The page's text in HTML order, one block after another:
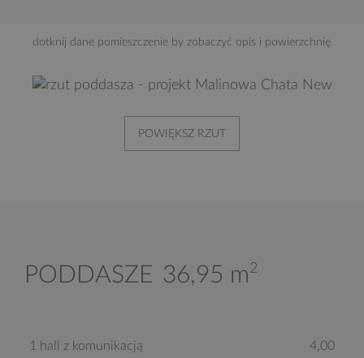
dotknij dane pomieszczenie by zobaczyć opis i powierzchnię
POWIĘKSZ RZUT
PODDASZE 36,95 m2
1 hall z komunikacją 4,00